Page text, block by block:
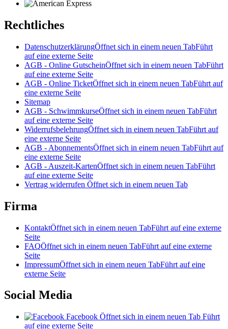
Rechtliches
DatenschutzerklärungÖffnet sich in einem neuen TabFührt
auf eine externe Seite
AGB - Online GutscheinÖffnet sich in einem neuen TabFührt
auf eine externe Seite
AGB - Online TicketÖffnet sich in einem neuen TabFührt auf
eine externe Seite
Sitemap
AGB - SchwimmkurseÖffnet sich in einem neuen TabFührt
auf eine externe Seite
WiderrufsbelehrungÖffnet sich in einem neuen TabFührt auf
eine externe Seite
AGB - AbonnementsÖffnet sich in einem neuen TabFührt auf
eine externe Seite
AGB - Auszeit-KartenÖffnet sich in einem neuen TabFührt
auf eine externe Seite
Vertrag widerrufen Öffnet sich in einem neuen Tab
Firma
KontaktÖffnet sich in einem neuen TabFührt auf eine externe
Seite
FAQÖffnet sich in einem neuen TabFührt auf eine externe
Seite
ImpressumÖffnet sich in einem neuen TabFührt auf eine
externe Seite
Social Media
Facebook Öffnet sich in einem neuen Tab Führt
auf eine externe Seite